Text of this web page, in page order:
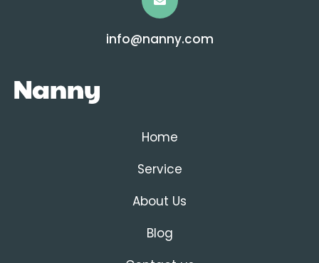
info@nanny.com
Home
Service
About Us
Blog